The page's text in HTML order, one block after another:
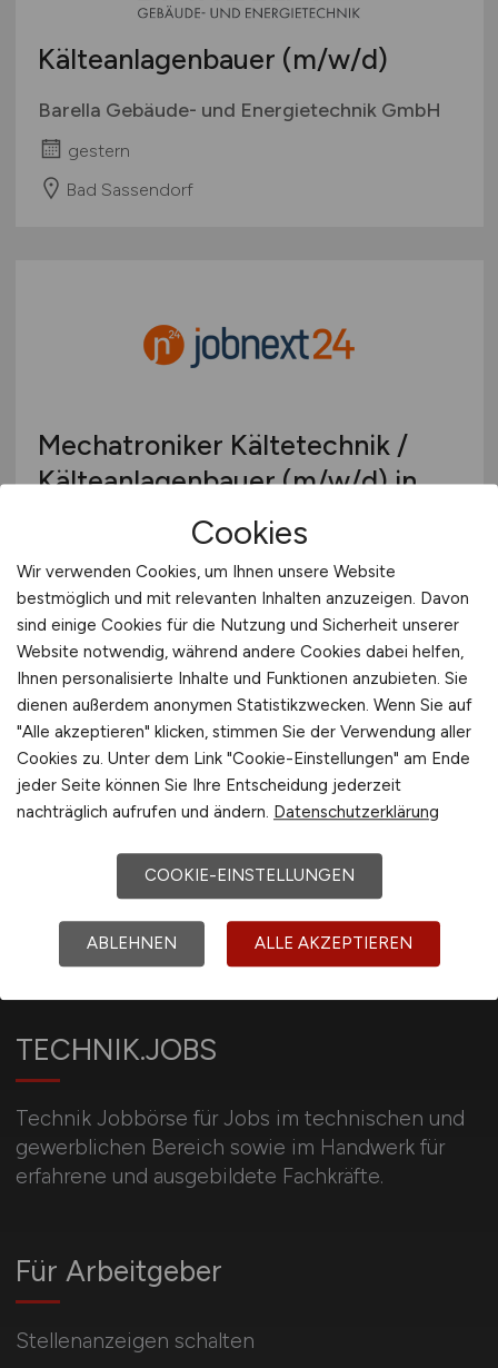
Bäcker und Konditorhandwerk
mehr
Ausbildung / Studium
Hamburg
Mecklenburg-Vorpommern
Niedersachsen
Nordrhein-Westfalen
Schleswig-Holstein
Österreich
Schweiz
Kälteanlagenbauer (m/w/d)
Barella Gebäude- und Energietechnik GmbH
gestern
Bad Sassendorf
Mechatroniker Kältetechnik /
Kälteanlagenbauer(m/w/d)in
jobnext24 GmbH
vor 5 Tagen
Seevetal
1
TECHNIK.JOBS
Technik Jobbörse für Jobs im technischen und
gewerblichen Bereich sowie im Handwerk für
erfahrene und ausgebildete Fachkräfte.
Für Arbeitgeber
Stellenanzeigen schalten
Cookies
Wir verwenden Cookies, um Ihnen unsere Website
bestmöglich und mit relevanten Inhalten anzuzeigen. Davon
sind einige Cookies für die Nutzung und Sicherheit unserer
Website notwendig, während andere Cookies dabei helfen,
Ihnen personalisierte Inhalte und Funktionen anzubieten. Sie
dienen außerdem anonymen Statistikzwecken. Wenn Sie auf
"Alle akzeptieren" klicken, stimmen Sie der Verwendung aller
Cookies zu. Unter dem Link "Cookie-Einstellungen" am Ende
jeder Seite können Sie Ihre Entscheidung jederzeit
nachträglich aufrufen und ändern. Datenschutzerklärung
COOKIE-EINSTELLUNGEN
ABLEHNEN ALLE AKZEPTIEREN